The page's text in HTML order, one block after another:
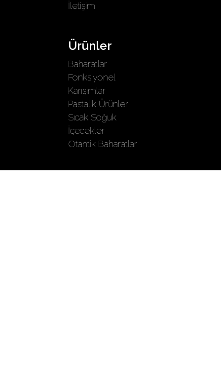
İletişim
Ürünler
Baharatlar
Fonksiyonel
Karışımlar
Pastalık Ürünler
Sıcak Soğuk
İçecekler
Otantik Baharatlar